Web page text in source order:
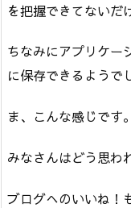
を把握できてないだ
ちなみにアプリケー
に保存できるようで
ま、こんな感じです。
みなさんはどう思わ
ブログへのいいね！